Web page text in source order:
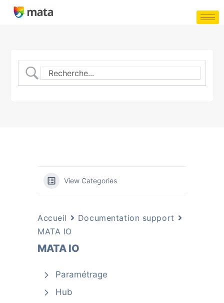
View Categories
Accueil
Documentation support
MATA IO
MATA IO
Paramétrage
Hub